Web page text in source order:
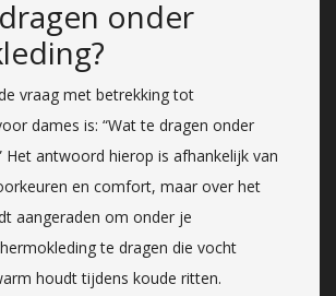
onder
vraag met betrekking tot
dames is: “Wat te dragen onder
Het antwoord hierop is afhankelijk van
en comfort, maar over het
aangeraden om onder je
te dragen die vocht
houdt tijdens koude ritten.